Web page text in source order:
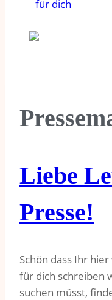
Liebe
Presse!
Schön dass Ihr
für dich schreiben
suchen müsst,